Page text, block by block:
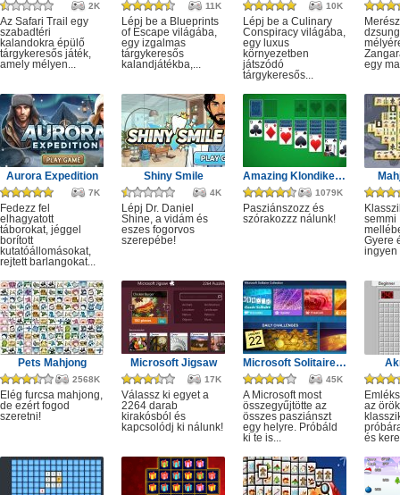
2K
Az Safari Trail egy
szabadtéri
kalandokra épülő
tárgykeresős játék,
amely mélyen...
11K
Lépj be a Blueprints
of Escape világába,
egy izgalmas
tárgykeresős
kalandjátékba,...
10K
Lépj be a Culinary
Conspiracy világába,
egy luxus
környezetben
játszódó
tárgykeresős...
egy
Aurora Expedition
7K
Fedezz fel
elhagyatott
táborokat, jéggel
borított
kutatóállomásokat,
rejtett barlangokat...
Shiny Smile
4K
Lépj Dr. Daniel
Shine, a vidám és
eszes fogorvos
szerepébe!
Amazing Klondike Solitaire
1079K
Pasziánszozz és
szórakozzz nálunk!
semmi
Gyere
ingyen
Pets Mahjong
2568K
Elég furcsa mahjong,
de ezért fogod
szeretni!
Microsoft Jigsaw
17K
Válassz ki egyet a
2264 darab
kirakósból és
kapcsolódj ki nálunk!
Microsoft Solitaire Collection
45K
A Microsoft most
összegyűjtötte az
összes pasziánszt
egy helyre. Próbáld
ki te is...
az örök
és